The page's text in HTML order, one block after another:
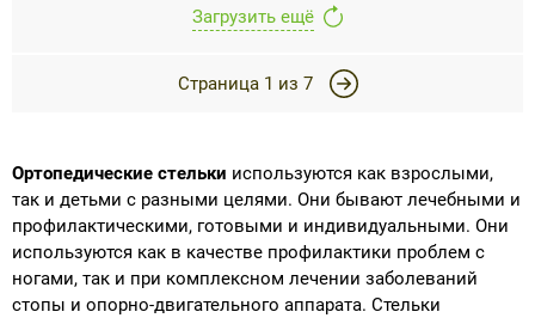
Загрузить ещё
Страница 1 из 7
Ортопедические стельки используются как взрослыми,
так и детьми с разными целями. Они бывают лечебными и
профилактическими, готовыми и индивидуальными. Они
используются как в качестве профилактики проблем с
ногами, так и при комплексном лечении заболеваний
стопы и опорно-двигательного аппарата. Стельки